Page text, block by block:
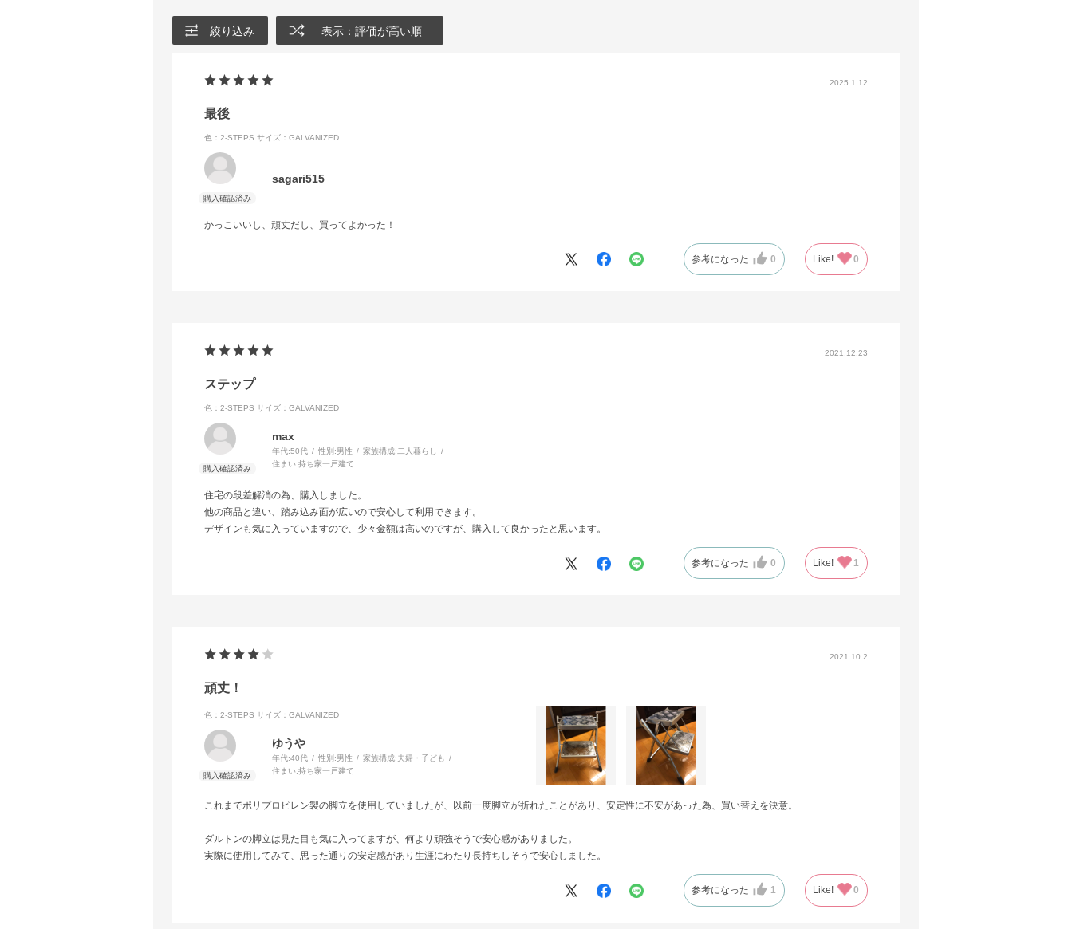
絞り込み 表示：評価が高い順
2025.1.12
最後
色：2-STEPS サイズ：GALVANIZED
sagari515
かっこいいし、頑丈だし、買ってよかった！
参考になった 0 Like! 0
2021.12.23
ステップ
色：2-STEPS サイズ：GALVANIZED
max
年代:50代 性別:男性 家族構成:二人暮らし
住まい:持ち家一戸建て
住宅の段差解消の為、購入しました。
他の商品と違い、踏み込み面が広いので安心して利用できます。
デザインも気に入っていますので、少々金額は高いのですが、購入して良かったと思います。
参考になった 0 Like! 1
2021.10.2
頑丈！
色：2-STEPS サイズ：GALVANIZED
ゆう
年代:40代 性別:男性 家族構成:夫婦・子ども
住まい:持ち家一戸建て
これまでポリプロピレン製の脚立を使用していましたが、以前一度脚立が折れたことがあり、安定性に不安があった為、買い替えを決意。
ダルトンの脚立は見た目も気に入ってますが、何より頑強そうで安心感がありました。
実際に使用してみて、思った通りの安定感があり生涯にわたり長持ちしそうで安心しました。
参考になった 1 Like! 0